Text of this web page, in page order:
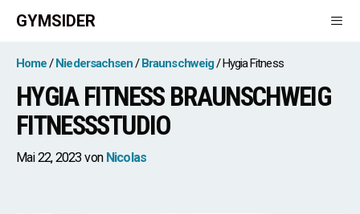
Zum
Inhalt
springen
GYMSIDER
Home Niedersachsen Braunschweig Hygia Fitness
HYGIA FITNESS BRAUNSCHWEIG
FITNESSSTUDIO
Mai 22, 2023 von Nicolas